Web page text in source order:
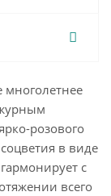
многолетнее
розового
в виде
с
всего